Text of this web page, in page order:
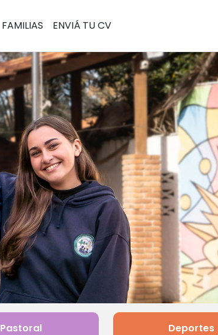
FAMILIAS ENVIÁ TU CV
Pastoral Deportes